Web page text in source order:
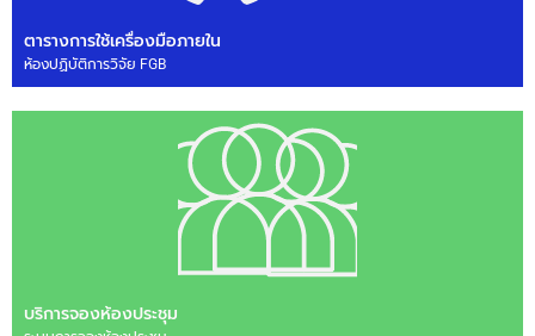
ตารางการใช้เครื่องมือภายใน
ห้องปฏิบัติการวิจัย FGB
บริการจองห้องประชุม